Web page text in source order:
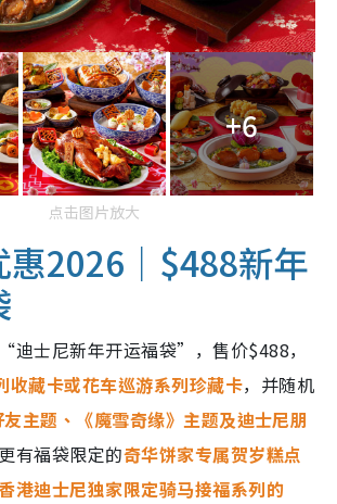
+6
点击图片放大
惠2026｜$488新年
迪士尼新年开运福袋”，售价$488，
收藏卡或花车巡游系列珍藏卡，并随机
主题、《魔雪奇缘》主题及迪士尼朋
有福袋限定的奇华饼家专属贺岁糕点
港迪士尼独家限定骑马接福系列的